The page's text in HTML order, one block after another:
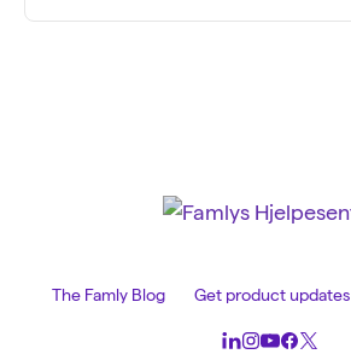
The Famly Blog Get product updates